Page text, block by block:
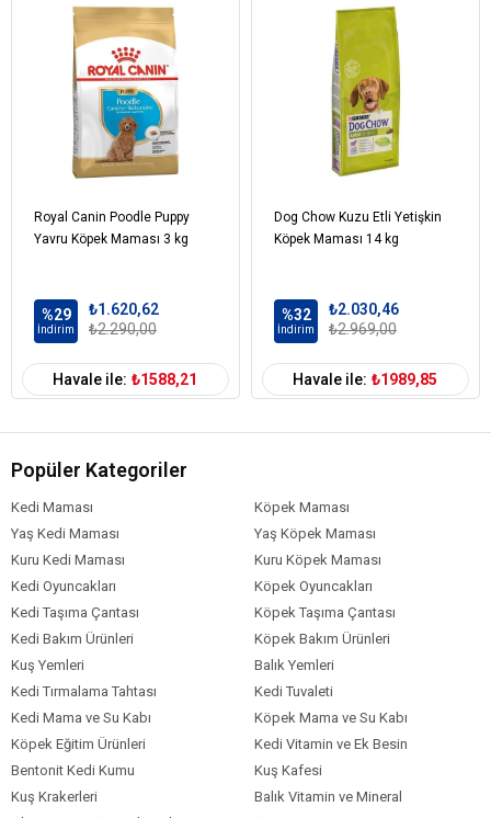
Royal Canin Poodle Puppy
Yavru Köpek Maması 3 kg
%29
İndirim
₺1.620,62
₺2.290,00
Havale ile: ₺1588,21
Dog Chow Kuzu Etli Yetişkin
Köpek Maması 14 kg
%32
İndirim
₺2.030,46
₺2.969,00
Havale ile: ₺1989,85
Popüler Kategoriler
Kedi Maması
Köpek Maması
Yaş Kedi Maması
Yaş Köpek Maması
Kuru Kedi Maması
Kuru Köpek Maması
Kedi Oyuncakları
Köpek Oyuncakları
Kedi Taşıma Çantası
Köpek Taşıma Çantası
Kedi Bakım Ürünleri
Köpek Bakım Ürünleri
Kuş Yemleri
Balık Yemleri
Kedi Tırmalama Tahtası
Kedi Tuvaleti
Kedi Mama ve Su Kabı
Köpek Mama ve Su Kabı
Köpek Eğitim Ürünleri
Kedi Vitamin ve Ek Besin
Bentonit Kedi Kumu
Kuş Kafesi
Kuş Krakerleri
Balık Vitamin ve Mineral